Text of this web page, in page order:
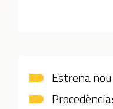
Estrena
Procedència: